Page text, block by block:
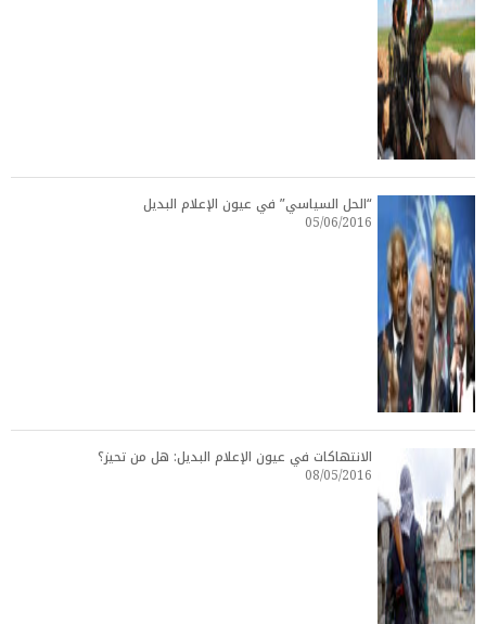
“الحل السياسي” في عيون الإعلام البديل
05/06/2016
الانتهاكات في عيون الإعلام البديل: هل من تحيز؟
08/05/2016